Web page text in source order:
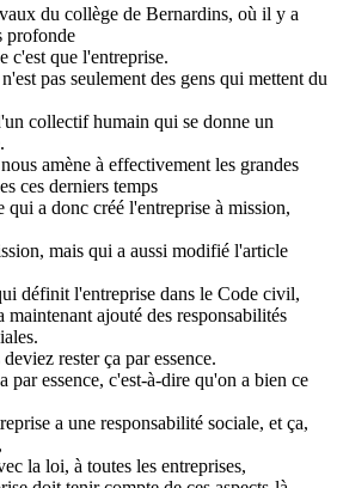
du collège de Bernardins, où il y a
profonde
c'est que l'entreprise.
pas seulement des gens qui mettent du
collectif humain qui se donne un
amène à effectivement les grandes
ces derniers temps
qui a donc créé l'entreprise à mission,
mais qui a aussi modifié l'article
définit l'entreprise dans le Code civil,
maintenant ajouté des responsabilités
rester ça par essence.
par essence, c'est-à-dire qu'on a bien ce
a une responsabilité sociale, et ça,
la loi, à toutes les entreprises,